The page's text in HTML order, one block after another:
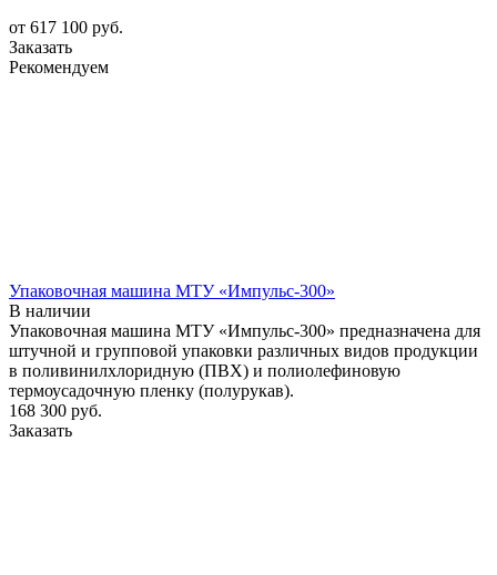
от 617 100 руб.
Заказать
Рекомендуем
Упаковочная машина МТУ «Импульс-300»
В наличии
Упаковочная машина МТУ «Импульс-300» предназначена для
штучной и групповой упаковки различных видов продукции
в поливинилхлоридную (ПВХ) и полиолефиновую
термоусадочную пленку (полурукав).
168 300 руб.
Заказать